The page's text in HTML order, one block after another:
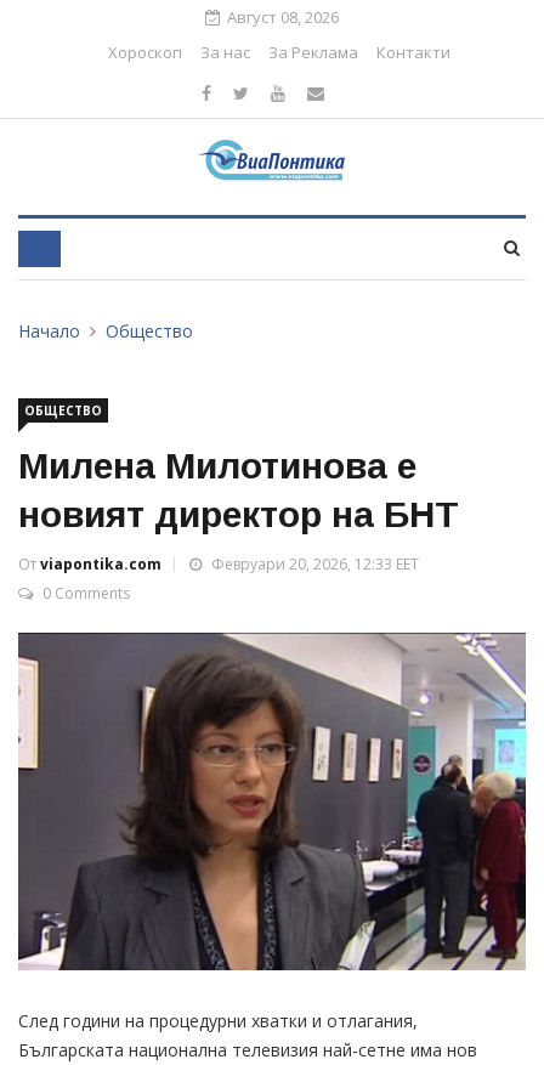
Август 08, 2026
Хороскоп
За нас За Реклама Контакти
Начало Общество
ОБЩЕСТВО
Милена Милотинова е
новият директор на БНТ
Отviapontika.com
Февруари 20, 2026, 12:33 EET
0 Comments
След години на процедурни хватки и отлагания,
Българската национална телевизия най-сетне има нов